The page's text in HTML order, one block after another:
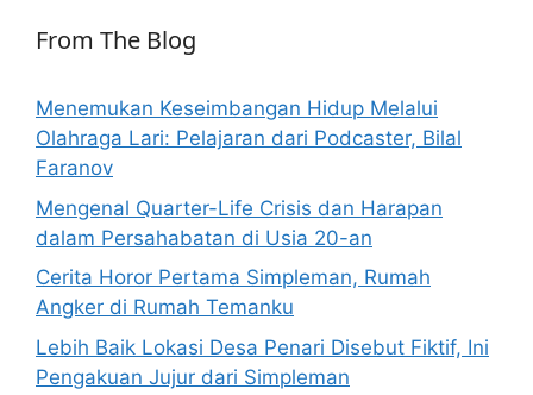
From The Blog
Menemukan Keseimbangan Hidup Melalui
Olahraga Lari: Pelajaran dari Podcaster, Bilal
Faranov
Mengenal Quarter-Life Crisis dan Harapan
dalam Persahabatan di Usia 20-an
Cerita Horor Pertama Simpleman, Rumah
Angker di Rumah Temanku
Lebih Baik Lokasi Desa Penari Disebut Fiktif, Ini
Pengakuan Jujur dari Simpleman